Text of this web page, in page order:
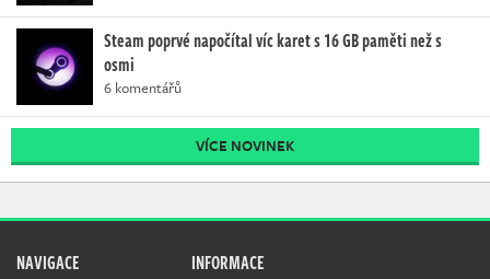
Steam poprvé napočítal víc karet s 16 GB paměti než s
osmi
6 komentářů
VÍCE NOVINEK
NAVIGACE INFORMACE